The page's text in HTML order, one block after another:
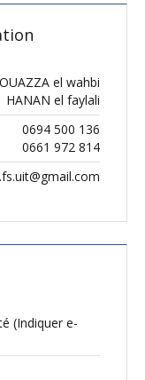
el wahbi
HANAN el faylali
0694 500 136
0661 972 814
(Indiquer e-